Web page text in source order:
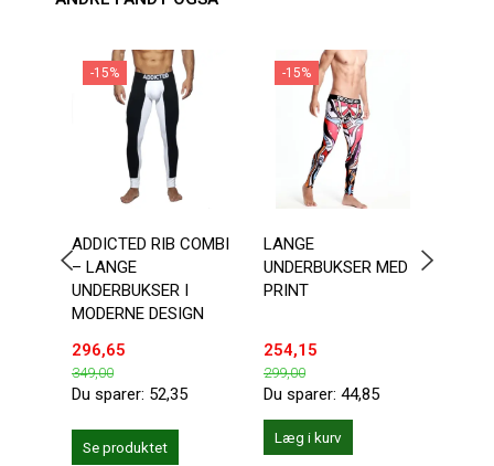
-15%
ADDICTED RIB COMBI
– LANGE
UNDERBUKSER I
MODERNE DESIGN
296,65
349,00
Du sparer: 52,35
Se produktet
-15%
LANGE
UNDERBUKSER MED
PRINT
254,15
299,00
Du sparer: 44,85
Læg i kurv